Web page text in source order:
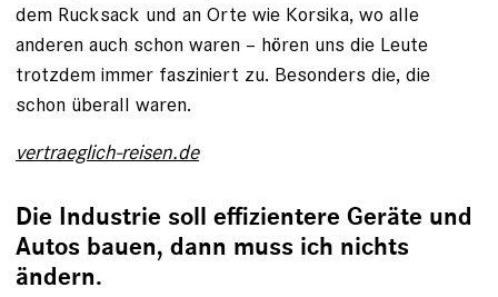
dem Rucksack und an Orte wie Korsika, wo alle
anderen auch schon waren – hören uns die Leute
trotzdem immer fasziniert zu. Besonders die, die
schon überall waren.
vertraeglich-reisen.de
Die Industrie soll effizientere Geräte und
Autos bauen, dann muss ich nichts
ändern.